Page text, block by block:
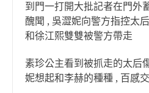
到門一打開大批記者在門外
醜聞 , 吳澀妮向警方指控太
和徐江熙雙雙被警方帶走
素珍公主看到被抓走的太后
妮想起和李赫的種種 , 百感